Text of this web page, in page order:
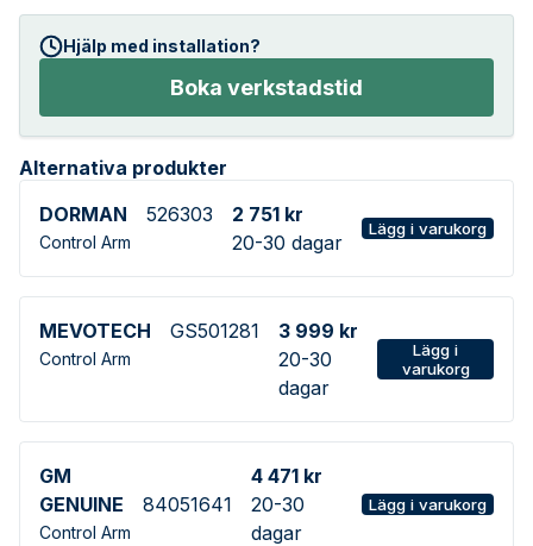
Hjälp med installation?
Boka verkstadstid
Alternativa produkter
DORMAN
526303
Control Arm
2 751 kr
20-30 dagar
Lägg i varukorg
MEVOTECH GS501281
Control Arm
3 999 kr
20-30
dagar
Lägg i
varukorg
GM
GENUINE
84051641
Control Arm
4 471 kr
20-30
dagar
Lägg i varukorg